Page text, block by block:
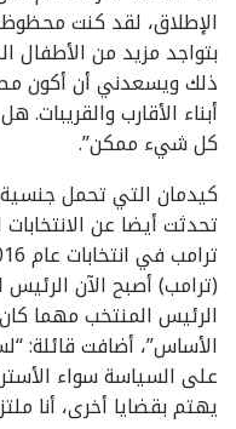
الإطلاق، لقد كنت
بتواجد مزيد من
ذلك ويسعدني أن أكون
أبناء الأقارب
كل شيء ممكن”.
كيدمان التي تحمل جنسية
تحدثت أيضا عن الانتخابات
(ترامب) أصبح الآن
الرئيس المنتخب مهما
الأساس”، أضافت قائلة:
على السياسة سواء
يهتم بقضايا أخرى، أنا